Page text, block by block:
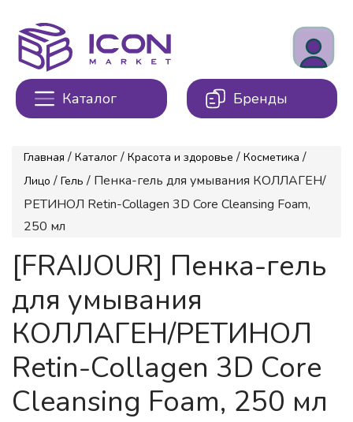
Каталог Бренды
Главная / Каталог / Красота и здоровье / Косметика /
Лицо / Гель / Пенка-гель для умывания КОЛЛАГЕН/
РЕТИНОЛ Retin-Collagen 3D Core Cleansing Foam,
250 мл
[FRAIJOUR] Пенка-гель
для умывания
КОЛЛАГЕН/РЕТИНОЛ
Retin-Collagen 3D Core
Cleansing Foam, 250 мл